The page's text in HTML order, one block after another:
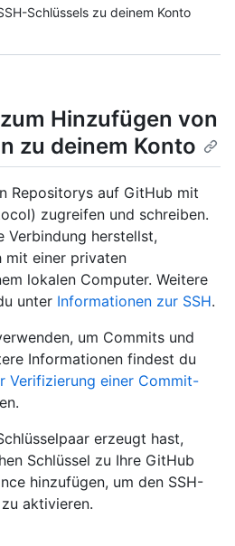
Schlüssels zu deinem Konto
Hinzufügen von
zu deinem Konto
Repositorys auf GitHub mit
zugreifen und schreiben.
Verbindung herstellst,
einer privaten
lokalen Computer. Weitere
unter Informationen zur SSH.
um Commits und
Informationen findest du
Verifizierung einer Commit-
erzeugt hast,
Schlüssel zu Ihre GitHub
hinzufügen, um den SSH-
aktivieren.